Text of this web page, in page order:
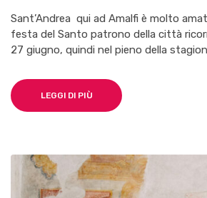
Sant’Andrea qui ad Amalfi è molto
festa del Santo patrono della città
27 giugno, quindi nel pieno della
LEGGI DI PIÙ